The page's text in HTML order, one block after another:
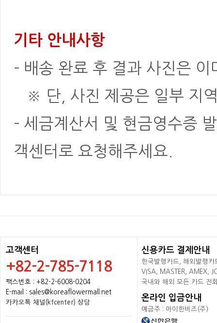
기타 안내사항
- 배송 완료 후 결과 사진은
※ 단, 사진 제공은 일부 지
- 세금계산서 및 현금영수증
객센터로 요청해주세요.
고객센터
+82-2-785-7118
팩스번호 : +82-2-6008-0204
E-mail : sales@koreaflowermall.net
카카오톡 채널(kfcenter) 상담
신용카드 결제안내
한국발행카드, 해외발행
VISA, MASTER, AMEX,
국내와 해외 모든 카드 전
온라인 입금안내
예금주 : 아이한비즈(주)